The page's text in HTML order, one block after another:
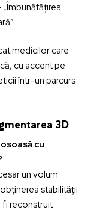
medicilor care
cu accent pe
într-un parcurs
3D
cu
un volum
stabilității
fi reconstruit